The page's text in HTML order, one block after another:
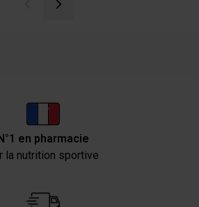
en pharmacie
la nutrition sportive